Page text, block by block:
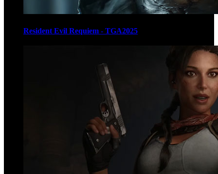
Resident Evil Requiem - TGA2025